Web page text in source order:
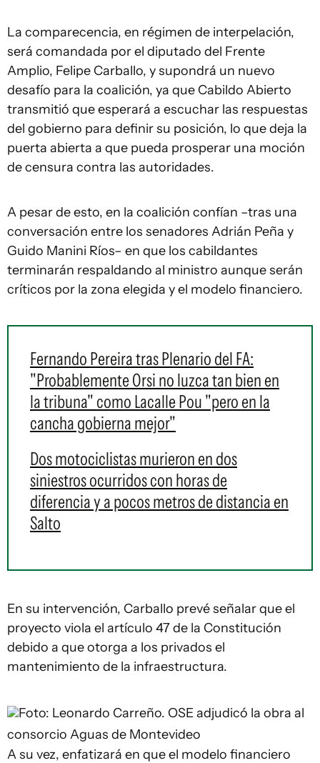
La comparecencia, en régimen de interpelación,
será comandada por el diputado del Frente
Amplio, Felipe Carballo, y supondrá un nuevo
desafío para la coalición, ya que Cabildo Abierto
transmitió que esperará a escuchar las respuestas
del gobierno para definir su posición, lo que deja la
puerta abierta a que pueda prosperar una moción
de censura contra las autoridades.
A pesar de esto, en la coalición confían –tras una
conversación entre los senadores Adrián Peña y
Guido Manini Ríos– en que los cabildantes
terminarán respaldando al ministro aunque serán
críticos por la zona elegida y el modelo financiero.
Fernando Pereira tras Plenario del FA:
"Probablemente Orsi no luzca tan bien en
la tribuna" como Lacalle Pou "pero en la
cancha gobierna mejor"
Dos motociclistas murieron en dos
siniestros ocurridos con horas de
diferencia y a pocos metros de distancia en
Salto
En su intervención, Carballo prevé señalar que el
proyecto viola el artículo 47 de la Constitución
debido a que otorga a los privados el
mantenimiento de la infraestructura.
Foto: Leonardo Carreño. OSE adjudicó la obra al
consorcio Aguas de Montevideo
A su vez, enfatizará en que el modelo financiero